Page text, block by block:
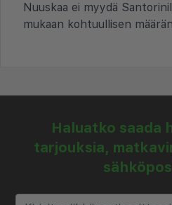
Nuuskaa ei myydä
mukaan kohtuullisen
Haluatko saada
tarjouksia,